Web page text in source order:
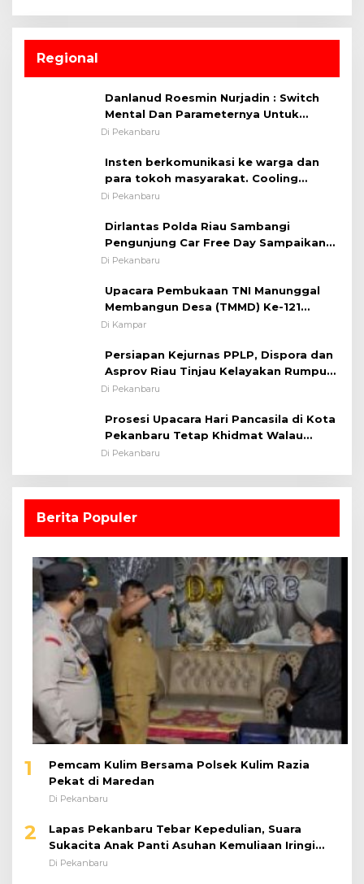
Regional
Danlanud Roesmin Nurjadin : Switch
Mental Dan Parameternya Untuk
Melaksanakan ✈
Di Pekanbaru
Insten berkomunikasi ke warga dan
para tokoh masyarakat. Cooling
System OMP LK ²024 Polsek Rumbai,
Pentingnya Memelihara dan Menjaga
Situasi Kondusif
Di Pekanbaru
Dirlantas Polda Riau Sambangi
Pengunjung Car Free Day Sampaikan
Pesan Edukasi Kamtibmas &
Di Pekanbaru
Upacara Pembukaan TNI Manunggal
Membangun Desa (TMMD) Ke-121
Kodim 0313/KPR Tahun 2024) ?
Di Kampar
Persiapan Kejurnas PPLP, Dispora dan
Asprov Riau Tinjau Kelayakan Rumput
Lapangan Sepakbola
Di Pekanbaru
Prosesi Upacara Hari Pancasila di Kota
Pekanbaru Tetap Khidmat Walau
Dalam Ruangan
Di Pekanbaru
Berita Populer
1
Pemcam Kulim Bersama Polsek Kulim Razia
Pekat di Maredan
Di Pekanbaru
2
Lapas Pekanbaru Tebar Kepedulian, Suara
Sukacita Anak Panti Asuhan Kemuliaan Iringi
Bantuan Sosial
Di Pekanbaru